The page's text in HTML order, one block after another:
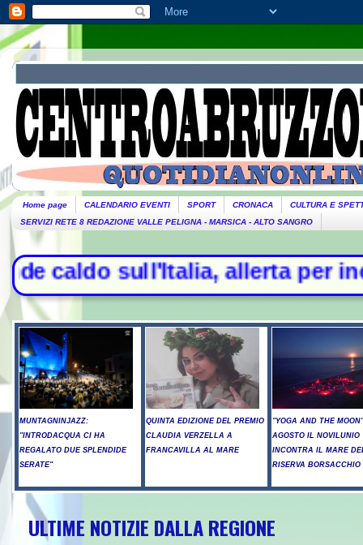
Home page CALENDARIO EVENTI SPORT CRONACA
CULTURA E
SERVIZI RETE 8 REDAZIONE VALLE PELIGNA - MARSICA - ALTO SANGRO
per incendi al Centro
MUNTAGNINJAZZ:
"INTRODACQUA CI HA
REGALATO DUE SPLENDIDE
SERATE"
QUINTA EDIZIONE DEL PREMIO
CLAUDIA VERZELLA A
FRANCAVILLA AL MARE
"YOGA AND THE
AGOSTO IL NOVILUNIO
INCONTRA IL MARE
RISERVA BORSACCHIO
ULTIME NOTIZIE DALLA REGIONE